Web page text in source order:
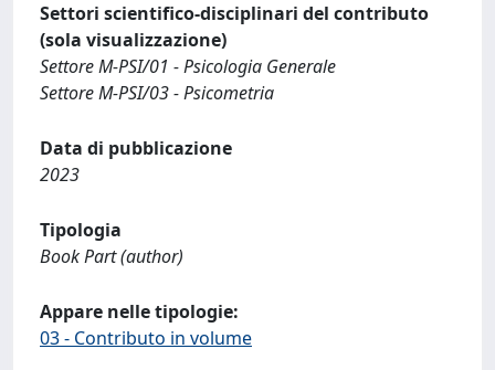
Settori scientifico-disciplinari del contributo
(sola visualizzazione)
Settore M-PSI/01 - Psicologia Generale
Settore M-PSI/03 - Psicometria
Data di pubblicazione
2023
Tipologia
Book Part (author)
Appare nelle tipologie:
03 - Contributo in volume